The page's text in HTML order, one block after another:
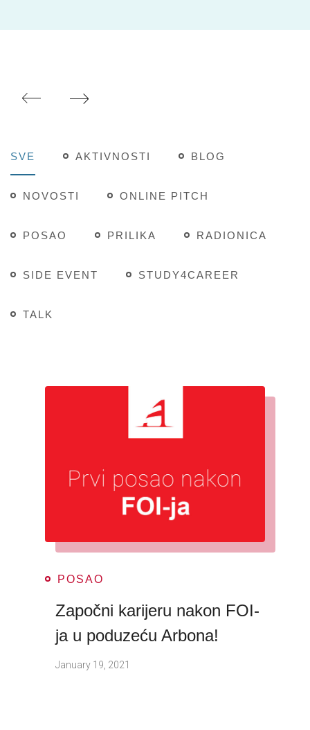
SVE AKTIVNOSTI BLOG
NOVOSTI ONLINE PITCH
POSAO PRILIKA RADIONICA
SIDE EVENT STUDY4CAREER
TALK
POSAO
Započni karijeru nakon FOI-
ja u poduzeću Arbona!
January 19, 2021